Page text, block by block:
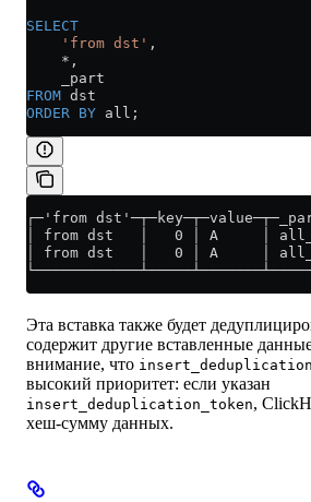
SELECT
    'from dst'
,
    *
,
    _part
FROM dst
ORDER BY all;
┌─'from
│ from dst   │   0 │ A     │
│ from dst   │   0 │ A     │
Эта вставка также будет
содержит другие вставленные
внимание, что
высокий приоритет: если указан
insert_deduplication_token,
хеш-сумму данных.